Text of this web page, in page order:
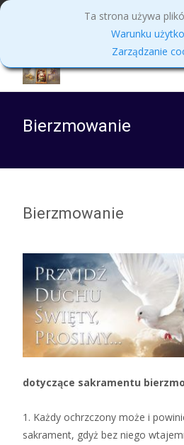
Bierzmowanie
Bierzmowanie
dotyczące sakramentu
1. Każdy ochrzczony może i
sakrament, gdyż bez niego
Ta strona używa
Warunku
Zarządzanie